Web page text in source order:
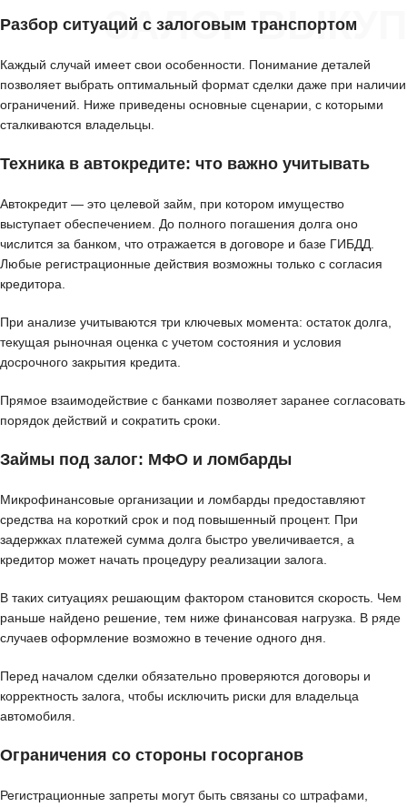
ЗАЛОГ ВЫКУП
Разбор ситуаций с залоговым транспортом
Каждый случай имеет свои особенности. Понимание деталей
позволяет выбрать оптимальный формат сделки даже при наличии
ограничений. Ниже приведены основные сценарии, с которыми
сталкиваются владельцы.
Техника в автокредите: что важно учитывать
Автокредит — это целевой займ, при котором имущество
выступает обеспечением. До полного погашения долга оно
числится за банком, что отражается в договоре и базе ГИБДД.
Любые регистрационные действия возможны только с согласия
кредитора.
При анализе учитываются три ключевых момента: остаток долга,
текущая рыночная оценка с учетом состояния и условия
досрочного закрытия кредита.
Прямое взаимодействие с банками позволяет заранее согласовать
порядок действий и сократить сроки.
Займы под залог: МФО и ломбарды
Микрофинансовые организации и ломбарды предоставляют
средства на короткий срок и под повышенный процент. При
задержках платежей сумма долга быстро увеличивается, а
кредитор может начать процедуру реализации залога.
В таких ситуациях решающим фактором становится скорость. Чем
раньше найдено решение, тем ниже финансовая нагрузка. В ряде
случаев оформление возможно в течение одного дня.
Перед началом сделки обязательно проверяются договоры и
корректность залога, чтобы исключить риски для владельца
автомобиля.
Ограничения со стороны госорганов
Регистрационные запреты могут быть связаны со штрафами,